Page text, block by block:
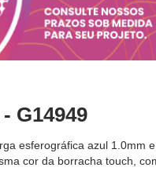
G14949
esferográfica azul 1.0mm
cor da borracha touch,